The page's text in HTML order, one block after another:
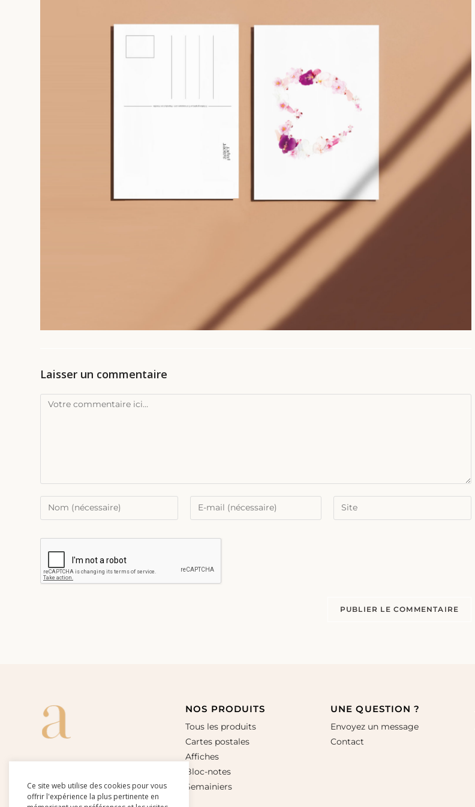
Laisser un commentaire
NOS PRODUITS
Tous les produits
Cartes postales
Affiches
Bloc-notes
Semainiers
UNE QUESTION ?
Envoyez un message
Contact
Ce site web utilise des cookies pour vous
offrir l'expérience la plus pertinente en